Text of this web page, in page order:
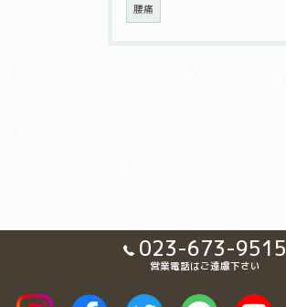
腰痛
023-673-9515
営業電話はご遠慮下さい